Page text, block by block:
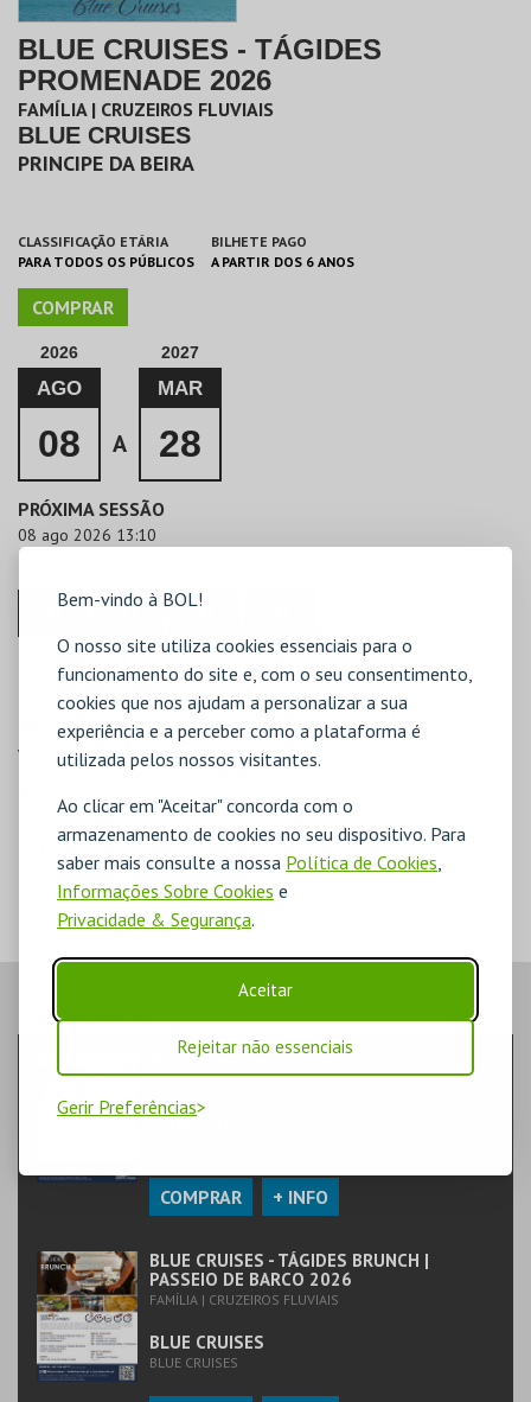
Bem-vindo à BOL!
O nosso site utiliza cookies essenciais para o
funcionamento do site e, com o seu consentimento,
cookies que nos ajudam a personalizar a sua
experiência e a perceber como a plataforma é
utilizada pelos nossos visitantes.
Ao clicar em "Aceitar" concorda com o
armazenamento de cookies no seu dispositivo. Para
saber mais consulte a nossa Política de Cookies
Informações Sobre Cookies e
Privacidade & Segurança.
Aceitar
Rejeitar não essenciais
Gerir Preferências
BLUE CRUISES - TÁGIDES
PROMENADE 2026
FAMÍLIA | CRUZEIROS FLUVIAIS
BLUE CRUISES
PRINCIPE DA BEIRA
CLASSIFICAÇÃO ETÁRIA
PARA TODOS OS PÚBLICOS
BILHETE PAGO
A PARTIR DOS 6 ANOS
COMPRAR
2026
AGO
08 A
2027
MAR
28
PRÓXIMA SESSÃO
08 ago 2026 13:10
0 0 0
DURAÇÃO
PROMOTOR
Veltagus - Companhia de Navios Charter Lda
PREÇOS
7€ - Criança (5 aos 12 anos)
48€ - Pack Família (2 adultos + 2 menores)
Inclui – Moscatel de Setúbal (5cl) ou sumo de laranja
VEJA AINDA:
NOITE LISBOETA A BORDO
FAMÍLIA | CRUZEIROS FLUVIAIS
BLUE CRUISES
COMPRAR + INFO
BLUE CRUISES - TÁGIDES BRUNCH |
PASSEIO DE BARCO 2026
FAMÍLIA | CRUZEIROS FLUVIAIS
BLUE CRUISES
BLUE CRUISES